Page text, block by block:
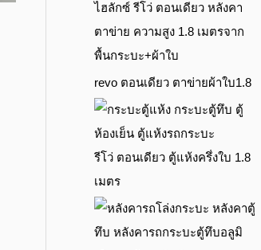
ไฮลักซ์ รีโว่ ตอนเดียว หลังคา
ตาข่าย ความสูง 1.8 เมตรจาก
พื้นกระบะ+ผ้าใบ
revo ตอนเดียว ตาข่ายผ้าใบ1.8
รีโว่ ตอนเดียว ตู้แห้งครึ่งใบ 1.8
เมตร